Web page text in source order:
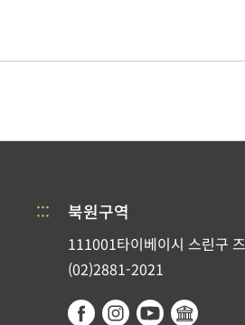
::: 북원구역
111001타이베이시 스린구
(02)2881-2021